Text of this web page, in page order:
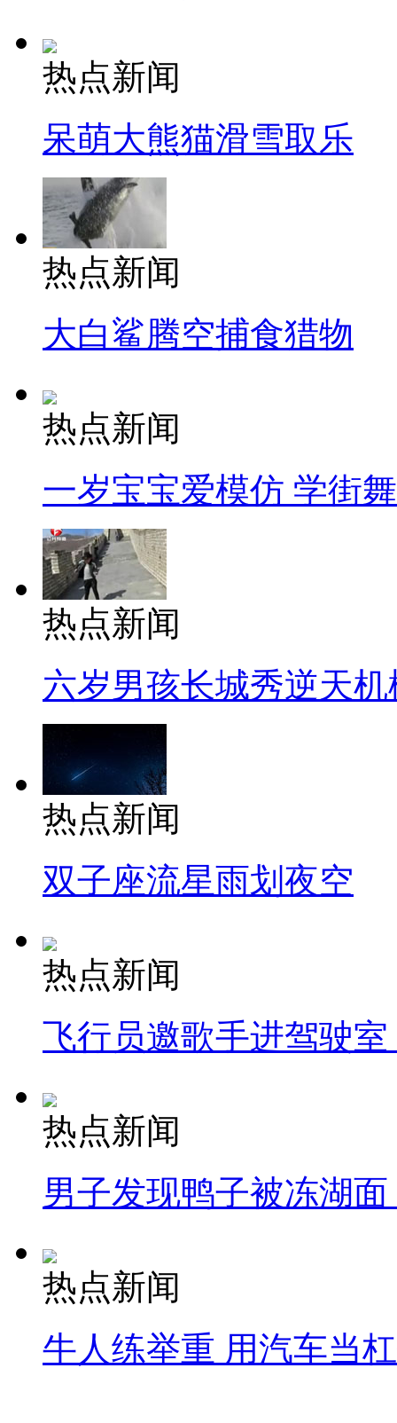
热点新闻
呆萌大熊猫滑雪取乐
热点新闻
大白鲨腾空捕食猎物
热点新闻
一岁宝宝爱模仿 学街
热点新闻
六岁男孩长城秀逆天机
热点新闻
双子座流星雨划夜空
热点新闻
飞行员邀歌手进驾驶
热点新闻
男子发现鸭子被冻湖
热点新闻
牛人练举重 用汽车当